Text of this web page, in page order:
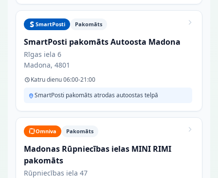
SmartPosti Pakomāts
SmartPosti pakomāts Autoosta Madona
Rīgas iela 6
Madona, 4801
Katru dienu 06:00-21:00
SmartPosti pakomāts atrodas autoostas telpā
Omniva Pakomāts
Madonas Rūpniecības ielas MINI RIMI
pakomāts
Rūpniecības iela 47